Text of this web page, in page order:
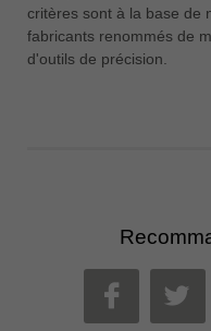
critères sont à la base de
fabricants renommés de
d'outils de précision.